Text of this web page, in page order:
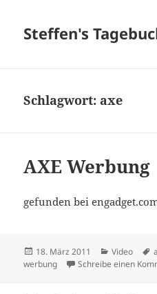
Steffen's
Schlagwort: axe
AXE Werbung
gefunden bei
Veröffentlicht
am
18. März 2011 Kategorien
Video
werbung
Schreibe einen